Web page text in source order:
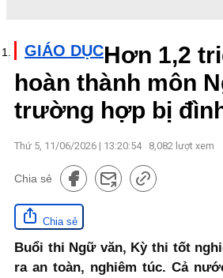
GIÁO DỤCHơn 1,2
hoàn thành môn
trường hợp bị
Thứ 5, 11/06/2026 | 13:20:54 8,082 lượt xem
Chia sẻ
Chia sẻ
Buổi thi Ngữ văn, Kỳ thi tốt
ra an toàn, nghiêm túc. Cả